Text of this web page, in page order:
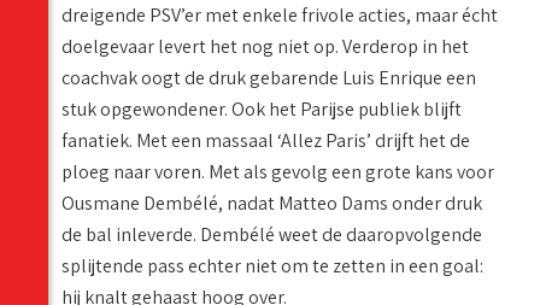
dreigende PSV’er met enkele frivole acties, maar écht
doelgevaar levert het nog niet op. Verderop in het
coachvak oogt de druk gebarende Luis Enrique een
stuk opgewondener. Ook het Parijse publiek blijft
fanatiek. Met een massaal ‘Allez Paris’ drijft het de
ploeg naar voren. Met als gevolg een grote kans voor
Ousmane Dembélé, nadat Matteo Dams onder druk
de bal inleverde. Dembélé weet de daaropvolgende
splijtende pass echter niet om te zetten in een goal:
hij knalt gehaast hoog over.